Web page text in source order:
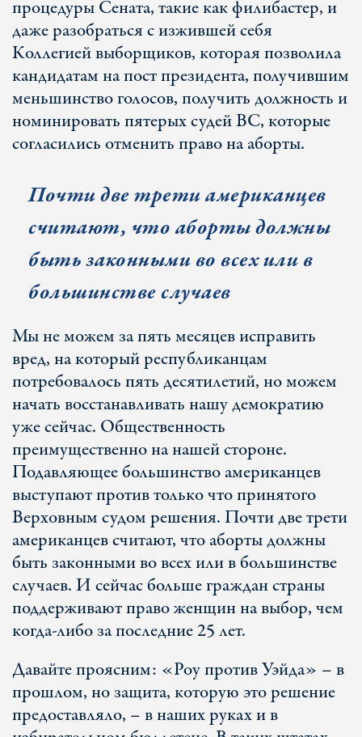
процедуры Сената, такие как филибастер, и
даже разобраться с изжившей себя
Коллегией выборщиков, которая позволила
кандидатам на пост президента, получившим
меньшинство голосов, получить должность и
номинировать пятерых судей ВС, которые
согласились отменить право на аборты.
Почти две трети американцев
считают, что аборты должны
быть законными во всех или в
большинстве случаев
Мы не можем за пять месяцев исправить
вред, на который республиканцам
потребовалось пять десятилетий, но можем
начать восстанавливать нашу демократию
уже сейчас. Общественность
преимущественно на нашей стороне.
Подавляющее большинство американцев
выступают против только что принятого
Верховным судом решения. Почти две трети
американцев считают, что аборты должны
быть законными во всех или в большинстве
случаев. И сейчас больше граждан страны
поддерживают право женщин на выбор, чем
когда-либо за последние 25 лет.
Давайте проясним: «Роу против Уэйда» – в
прошлом, но защита, которую это решение
предоставляло, – в наших руках и в